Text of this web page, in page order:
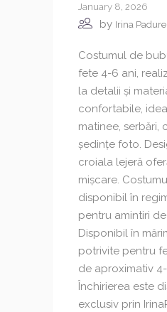
January 8, 2026
by Irina Padure
Costumul de
fete 4-6 ani,
la detalii și
confortabile,
matinee, serbări,
ședințe foto.
croiala lejeră
mișcare.
disponibil în
pentru amintiri
Disponibil în
potrivite pentru
de aproximativ
Închirierea este
exclusiv prin